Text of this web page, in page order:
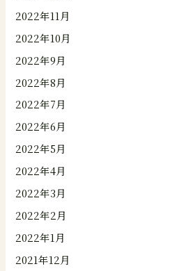
2022年11月
2022年10月
2022年9月
2022年8月
2022年7月
2022年6月
2022年5月
2022年4月
2022年3月
2022年2月
2022年1月
2021年12月